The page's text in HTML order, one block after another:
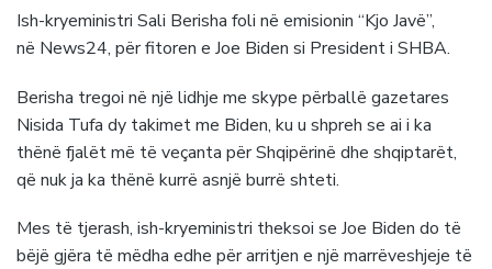
Ish-kryeministri Sali Berisha foli në emisionin “Kjo Javë”,
në News24, për fitoren e Joe Biden si President i SHBA.
Berisha tregoi në një lidhje me skype përballë gazetares
Nisida Tufa dy takimet me Biden, ku u shpreh se ai i ka
thënë fjalët më të veçanta për Shqipërinë dhe shqiptarët,
që nuk ja ka thënë kurrë asnjë burrë shteti.
Mes të tjerash, ish-kryeministri theksoi se Joe Biden do të
bëjë gjëra të mëdha edhe për arritjen e një marrëveshjeje të